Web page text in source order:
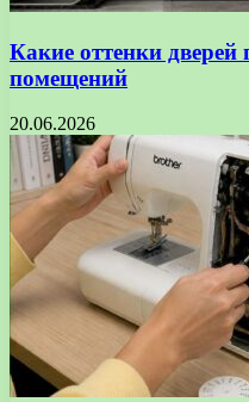
Какие оттенки дверей
помещений
20.06.2026